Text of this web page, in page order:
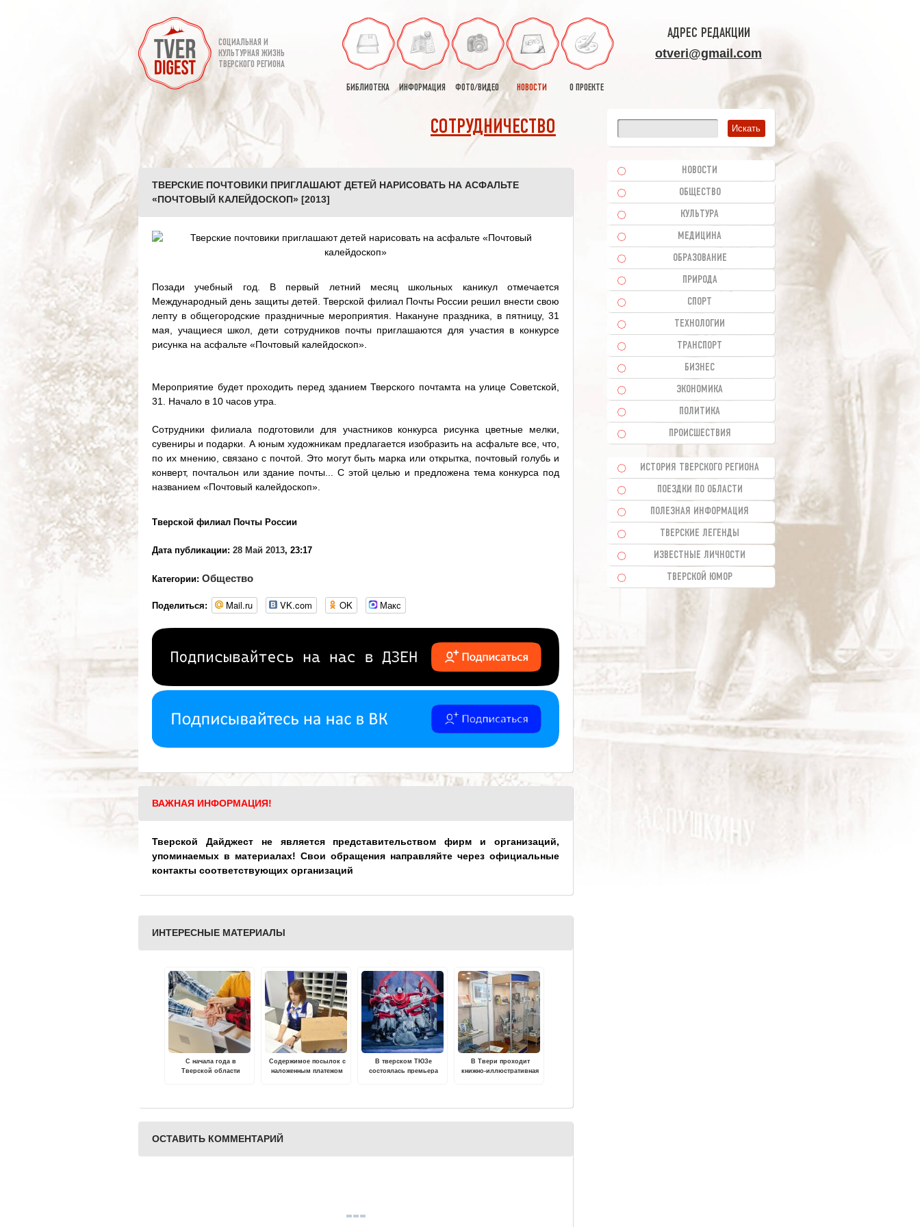
СОЦИАЛЬНАЯ И
КУЛЬТУРНАЯ ЖИЗНЬ
ТВЕРСКОГО РЕГИОНА
БИБЛИОТЕКА ИНФОРМАЦИЯ ФОТО/ВИДЕО НОВОСТИ О ПРОЕКТЕ
АДРЕС РЕДАКЦИИ
otveri@gmail.com
СОТРУДНИЧЕСТВО
ТВЕРСКИЕ ПОЧТОВИКИ ПРИГЛАШАЮТ ДЕТЕЙ НАРИСОВАТЬ НА АСФАЛЬТЕ
«ПОЧТОВЫЙ КАЛЕЙДОСКОП» [2013]
Позади учебный год. В первый летний месяц школьных каникул отмечается
Международный день защиты детей. Тверской филиал Почты России решил внести свою
лепту в общегородские праздничные мероприятия. Накануне праздника, в пятницу, 31
мая, учащиеся школ, дети сотрудников почты приглашаются для участия в конкурсе
рисунка на асфальте «Почтовый калейдоскоп».
Мероприятие будет проходить перед зданием Тверского почтамта на улице Советской,
31. Начало в 10 часов утра.
Сотрудники филиала подготовили для участников конкурса рисунка цветные мелки,
сувениры и подарки. А юным художникам предлагается изобразить на асфальте все, что,
по их мнению, связано с почтой. Это могут быть марка или открытка, почтовый голубь и
конверт, почтальон или здание почты... С этой целью и предложена тема конкурса под
названием «Почтовый калейдоскоп».
Тверской филиал Почты России
Дата публикации: 28 Май 2013, 23:17
Категории: Общество
Поделиться: Mail.ru VK.com OK Макс
ВАЖНАЯ ИНФОРМАЦИЯ!
Тверской Дайджест не является представительством фирм и организаций,
упоминаемых в материалах! Свои обращения направляйте через официальные
контакты соответствующих организаций
ИНТЕРЕСНЫЕ МАТЕРИАЛЫ
С начала года в
Тверской области
Содержимое посылок с
наложенным платежом
В тверском ТЮЗе
состоялась премьера
В Твери проходит
книжно-иллюстративная
ОСТАВИТЬ КОММЕНТАРИЙ
НОВОСТИ
ОБЩЕСТВО
КУЛЬТУРА
МЕДИЦИНА
ОБРАЗОВАНИЕ
ПРИРОДА
СПОРТ
ТЕХНОЛОГИИ
ТРАНСПОРТ
БИЗНЕС
ЭКОНОМИКА
ПОЛИТИКА
ПРОИСШЕСТВИЯ
ИСТОРИЯ ТВЕРСКОГО РЕГИОНА
ПОЕЗДКИ ПО ОБЛАСТИ
ПОЛЕЗНАЯ ИНФОРМАЦИЯ
ТВЕРСКИЕ ЛЕГЕНДЫ
ИЗВЕСТНЫЕ ЛИЧНОСТИ
ТВЕРСКОЙ ЮМОР